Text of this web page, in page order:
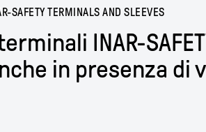
SAFETY TERMINALS AND SLEEVES
INAR-
in presenza di